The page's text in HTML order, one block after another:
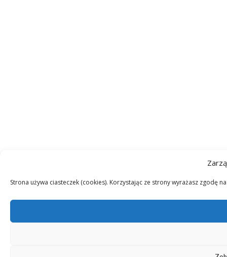
Strona używa ciasteczek (cookies). Korzystając ze strony wyrażasz zgodę